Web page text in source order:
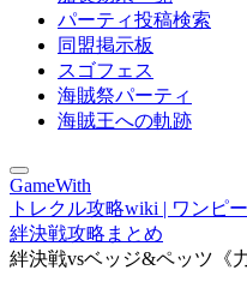
パーティ投稿検索
同盟掲示板
スゴフェス
海賊祭パーティ
海賊王への軌跡
GameWith
トレクル攻略wiki | ワンピ
絆決戦攻略まとめ
絆決戦vsベッジ&ペッツ《